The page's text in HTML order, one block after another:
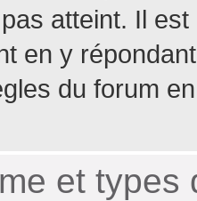
atteint. Il
en y
du forum
et types